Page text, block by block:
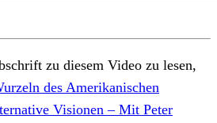
zu diesem Video zu lesen,
des Amerikanischen
Visionen – Mit Peter